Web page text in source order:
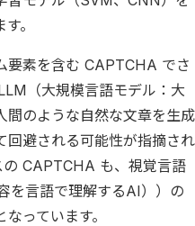
。
要素を含む CAPTCHA でさ
（大規模言語モデル：大
間のような自然な文章を生成
回避される可能性が指摘され
の CAPTCHA も、視覚言語
を言語で理解するAI））の
っています。